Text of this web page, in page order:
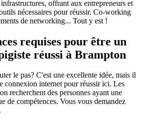
offrant aux entrepreneurs et
nécessaires pour réussir. Co-working
de networking... Tout y est !
requises pour être un
réussi à Brampton
le pas? C'est une excellente idée, mais il
connexion internet pour réussir ici. Les
recherchent des personnes ayant une
de compétences. Vous vous demandez